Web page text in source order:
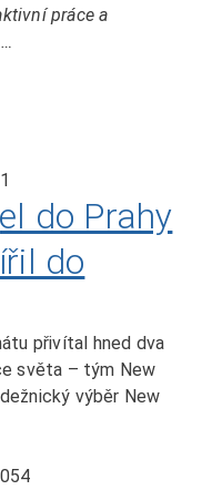
práce a
do Prahy
do
přivítal hned dva
světa – tým New
výběr New